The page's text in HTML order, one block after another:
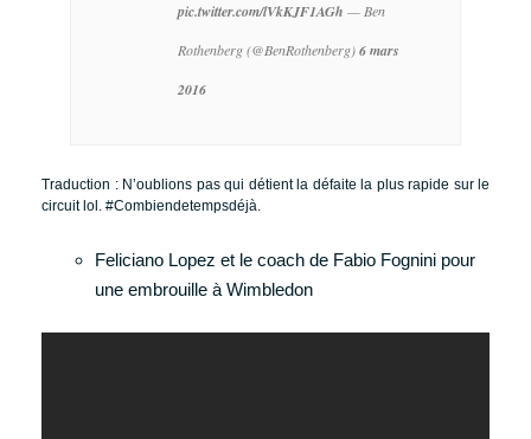
pic.twitter.com/lVkKJF1AGh — Ben
Rothenberg (@BenRothenberg)6 mars
2016
Traduction : N’oublions pas qui détient la défaite la plus rapide sur le
circuit lol. #Combiendetempsdéjà.
Feliciano Lopez et le coach de Fabio Fognini pour
une embrouille à Wimbledon